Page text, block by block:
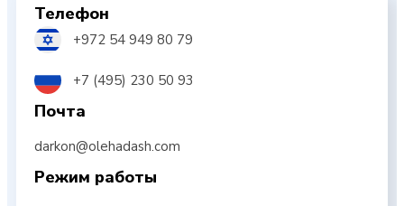
Телефон
+972 54 949 80 79
+7 (495) 230 50 93
Почта
darkon@olehadash.com
Режим работы